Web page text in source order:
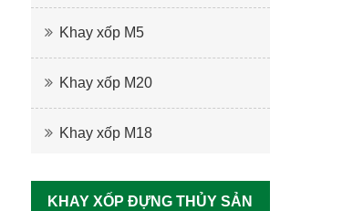
Khay xốp M5
Khay xốp M20
Khay xốp M18
KHAY XỐP ĐỰNG THỦY SẢN